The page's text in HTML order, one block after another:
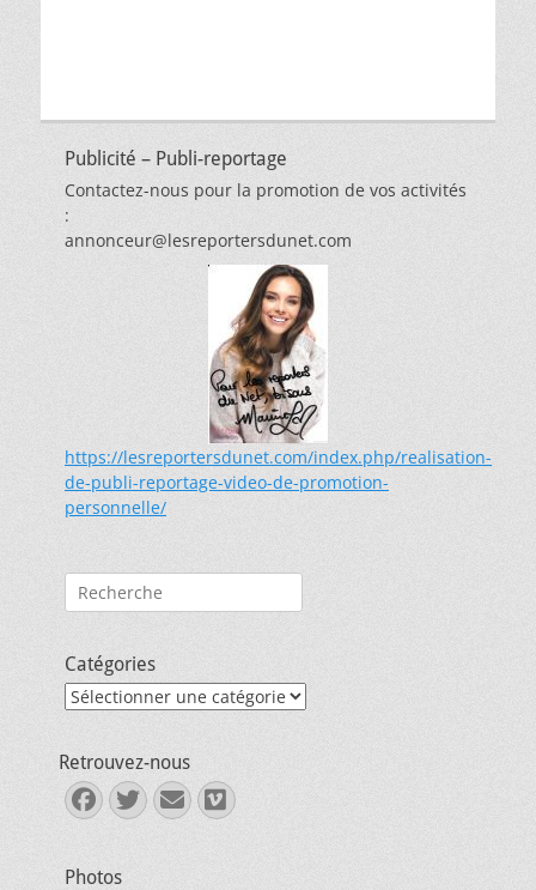
Publicité – Publi-reportage
Contactez-nous pour la promotion de vos activités
:
annonceur@lesreportersdunet.com
https://lesreportersdunet.com/index.php/realisation-
de-publi-reportage-video-de-promotion-
personnelle/
Rechercher :
Catégories
Catégories
Retrouvez-nous
Facebook
Twitter
E-
mail
Vimeo
Photos